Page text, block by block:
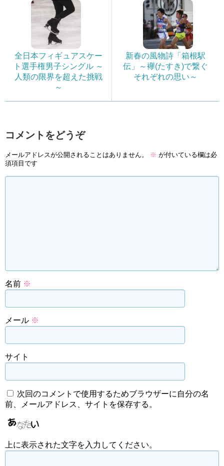
全日本フィギュアスケー
ト選手権男子シングル ～
人類の限界を超えた挑戦
～
新春の風物詩「箱根駅
伝」～襷(たすき)で繋ぐ
それぞれの思い～
コメントをどうぞ
メールアドレスが公開されることはありません。 ※ が付いている欄は必
須項目です
名前 ※
メール ※
サイト
次回のコメントで使用するためブラウザーに自分の名
前、メールアドレス、サイトを保存する。
上に表示された文字を入力してください。